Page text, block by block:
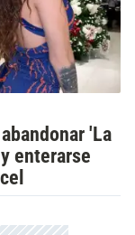
'La
enterarse